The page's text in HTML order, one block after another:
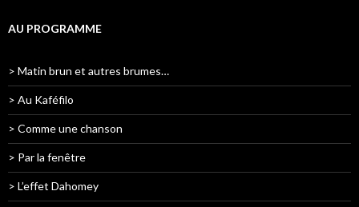
AU PROGRAMME
> Matin brun et autres brumes…
> Au Kaféfilo
> Comme une chanson
> Par la fenêtre
> L’effet Dahomey